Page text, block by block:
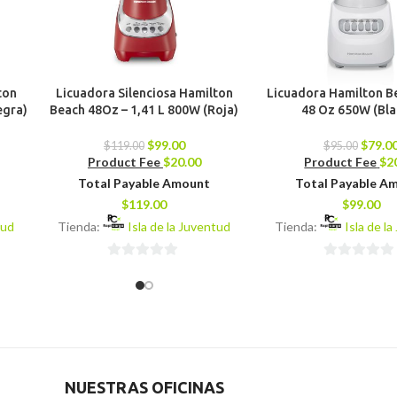
Licuadora Silenciosa Hamilton
Beach 48Oz – 1,41 L 800W (Roja)
$119.00 $99.00
Product Fee$20.00
Total Payable Amount
$119.00
Tienda:
Isla de la Juventud
Licuadora Hamilton
48 Oz 650W
$95.00 $
Product Fee$
Total Payable
$99.00
Tienda:
Isla de
NUESTRAS OFICINAS